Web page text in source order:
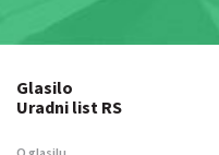
Glasilo
Uradni list RS